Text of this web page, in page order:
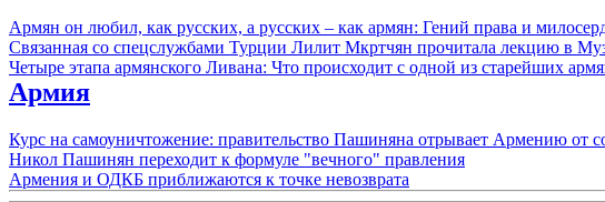
Армян он любил, как русских, а русских – как армян: Гений права и
Связанная со спецслужбами Турции Лилит Мкртчян прочитала лекцию в
Четыре этапа армянского Ливана: Что происходит с одной из старейших
Армия
Курс на самоуничтожение: правительство Пашиняна отрывает Армению от
Никол Пашинян переходит к формуле "вечного" правления
Армения и ОДКБ приближаются к точке невозврата